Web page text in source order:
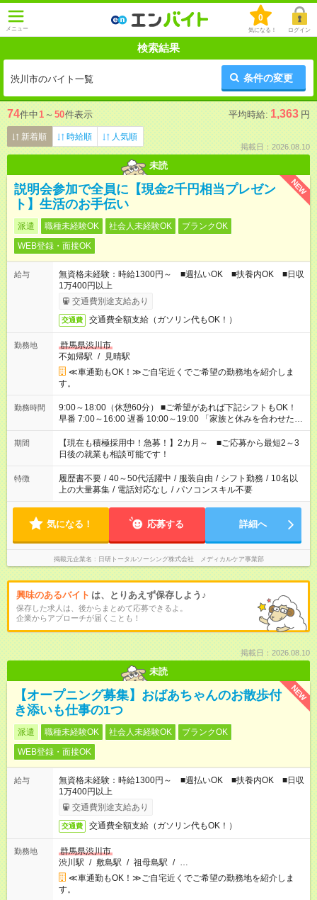
メニュー
0
気になる！ ログイン
検索結果
渋川市のバイト一覧 条件の変更
74件中1 ～ 50件表示 平均時給: 1,363 円
新着順 時給順 人気順
掲載日：2026.08.10
未読
NEW
説明会参加で全員に【現金2千円相当プレゼン
ト】生活のお手伝い
派遣 職種未経験OK 社会人未経験OK
ブランクOK
WEB登録・面接OK
給与
無資格未経験：時給1300円～ ■週払いOK ■扶養内OK ■日収
1万400円以上
交通費別途支給あり
交通費 交通費全額支給（ガソリン代もOK！）
勤務地
群馬県渋川市
不如帰駅 / 見晴駅
≪車通勤もOK！≫ご自宅近くでご希望の勤務地を紹介しま
す。
勤務時間
9:00～18:00（休憩60分） ■ご希望があれば下記シフトもOK！
早番 7:00～16:00 遅番 10:00～19:00 「家族と休みを合わせた
い」 「余裕を持って夕飯の準備がしたい」 「できれば残業はし
たくない」 など、ご希望を教えてくださいね。 ※Wワーク希望
の方へ 今ご覧のお仕事で希望する勤務時間と、もう1つのお仕事
の勤務時間。 合計で週40時間を超える場合は応募できません。
期間
【現在も積極採用中！急募！】2カ月～ ■ご応募から最短2～3
日後の就業も相談可能です！
特徴 履歴書不要 / 40～50代活躍中 / 服装自由 / シフト勤務 / 10名以
上の大量募集 / 電話対応なし / パソコンスキル不要
気になる！ 応募する 詳細へ
掲載元企業名 日研トータルソーシング株式会社 メディカルケア事業部
興味のあるバイト は、とりあえず保存しよう♪
保存した求人は、後からまとめて応募できるよ。
企業からアプローチが届くことも！
掲載日：2026.08.10
未読
NEW
【オープニング募集】おばあちゃんのお散歩付
き添いも仕事の1つ
派遣 職種未経験OK 社会人未経験OK
ブランクOK
WEB登録・面接OK
給与
無資格未経験：時給1300円～ ■週払いOK ■扶養内OK ■日収
1万400円以上
交通費別途支給あり
交通費 交通費全額支給（ガソリン代もOK！）
勤務地
群馬県渋川市
渋川駅 / 敷島駅 / 祖母島駅 / …
≪車通勤もOK！≫ご自宅近くでご希望の勤務地を紹介しま
す。